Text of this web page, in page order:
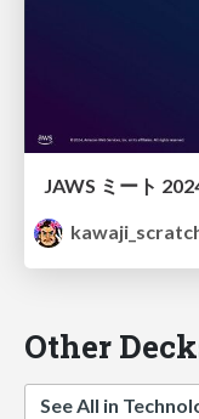
JAWS ミート
Other
See All in